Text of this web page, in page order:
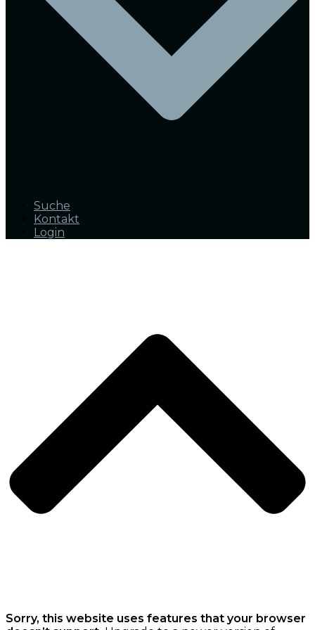
Suche
Kontakt
Login
Sorry, this website uses features that your browser